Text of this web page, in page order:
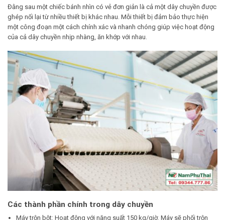
Đằng sau một chiếc bánh nhìn có vẻ đơn giản là cả một dây chuyền được
ghép nối lại từ nhiều thiết bị khác nhau. Mỗi thiết bị đảm bảo thực hiện
một công đoạn một cách chính xác và nhanh chóng giúp việc hoạt động
của cả dây chuyền nhịp nhàng, ăn khớp với nhau.
Các thành phần chính trong dây chuyền
Máy trộn bột: Hoạt động với năng suất 150 kg/giờ. Máy sẽ phối trộn